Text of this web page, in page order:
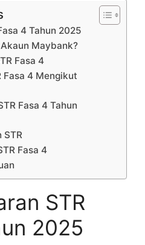
4 Tahun 2025
Maybank?
Fasa 4
Fasa 4 Mengikut
Fasa 4 Tahun
STR
Fasa 4
STR
2025